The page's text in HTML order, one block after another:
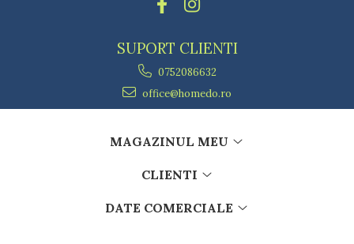
SUPORT CLIENTI
0752086632
office@homedo.ro
MAGAZINUL MEU
CLIENTI
DATE COMERCIALE